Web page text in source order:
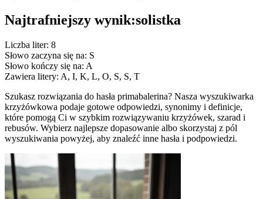
Najtrafniejszy wynik:solistka
Liczba liter: 8
Słowo zaczyna się na: S
Słowo kończy się na: A
Zawiera litery: A, I, K, L, O, S, S, T
Szukasz rozwiązania do hasła primabalerina? Nasza wyszukiwarka
krzyżówkowa podaje gotowe odpowiedzi, synonimy i definicje,
które pomogą Ci w szybkim rozwiązywaniu krzyżówek, szarad i
rebusów. Wybierz najlepsze dopasowanie albo skorzystaj z pól
wyszukiwania powyżej, aby znaleźć inne hasła i podpowiedzi.